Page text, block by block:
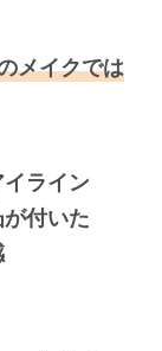
メイクでは
ライン
付いた